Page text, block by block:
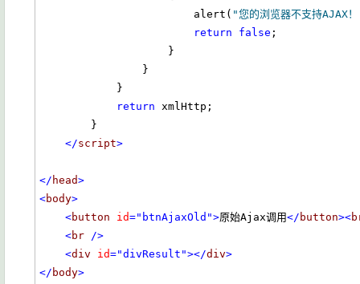
                        alert(
"您的浏览器不支持AJAX
return
false ;
return xmlHttp;
</script>
</ head>
<body>
<button id="btnAjaxOld">原始Ajax调用</ button><
<br />
<div id="divResult"></div>
</ body>